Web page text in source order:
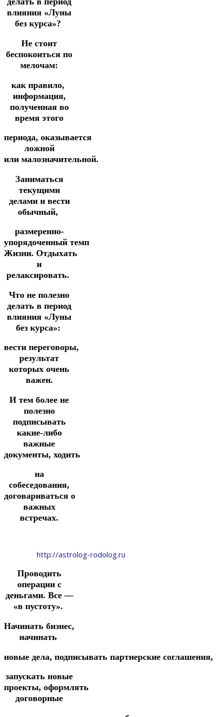
влияния «Луны
без курса»?
Не стоит
беспокоиться по
мелочам:
как правило,
информация,
полученная во
время этого
периода, оказывается
ложной
или малозначительной.
Заниматься
текущими
делами и вести
обычный,
размеренно-
упорядоченный темп
Жизни. Отдыхать
и
релаксировать.
Что не полезно
делать в период
влияния «Луны
без курса»:
вести переговоры,
результат
которых очень
важен.
И тем более не
полезно
подписывать
какие-либо
важные
документы, ходить
на
собеседования,
договариваться о
важных
встречах.
http://astrolog-rodolog.ru
Проводить
операции с
деньгами. Все —
«в пустоту».
Начинать бизнес,
начинать
новые дела, подписывать партнерские соглашения,
запускать новые
проекты, оформлять
договорные